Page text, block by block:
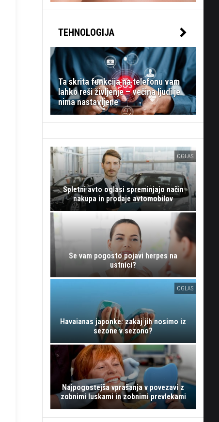
TEHNOLOGIJA
Ta skrita funkcija na telefonu vam
lahko reši življenje – večina ljudi je
nima nastavljene
OGLAS
Spletni avto oglasi spreminjajo način
nakupa in prodaje avtomobilov
Se vam pogosto pojavi herpes na
ustnici?
OGLAS
Havaianas japonke: zakaj jih nosimo iz
sezone v sezono?
Najpogostejša vprašanja v povezavi z
zobnimi luskami in zobnimi prevlekami